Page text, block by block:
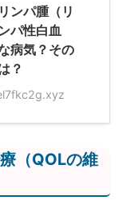
ンパ腫（リ
パ性白血
病気？その
？
（QOLの維